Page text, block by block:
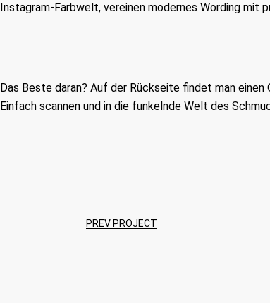
Instagram-Farbwelt, vereinen modernes Wording mit
Das Beste daran? Auf der Rückseite findet man
Einfach scannen und in die funkelnde Welt des
PREV PROJECT